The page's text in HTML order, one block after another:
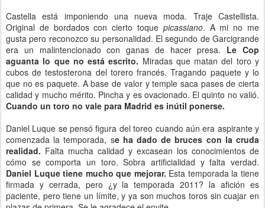
Castella está imponiendo una nueva moda. Traje Castellista.
Original de bordados con cierto toque picassiano. A mi no me
gusta pero reconozco su personalidad. El segundo de Garcigrande
era un malintencionado con ganas de hacer presa. Le Cop
aguanta lo que no está escrito. Miradas que matan del toro y
cubos de testosterona del torero francés. Tragando paquete y lo
que no es paquete. A base de valor y temple saca pases de cierta
calidad y mucho mérito. Pincha y es ovacionado. El quinto no valió.
Cuando un toro no vale para Madrid es inútil ponerse.
Daniel Luque se pensó figura del toreo cuando aún era aspirante y
comenzada la temporada, se ha dado de bruces con la cruda
realidad. Falta mucha calidad y excasean los conocimientos de
cómo se comporta un toro. Sobra artificialidad y falta verdad.
Daniel Luque tiene mucho que mejorar. Esta temporada la tiene
firmada y cerrada, pero ¿y la temporada 2011? la afición es
paciente, pero tiene un límite, y ya son muchos toros sin cuajar en